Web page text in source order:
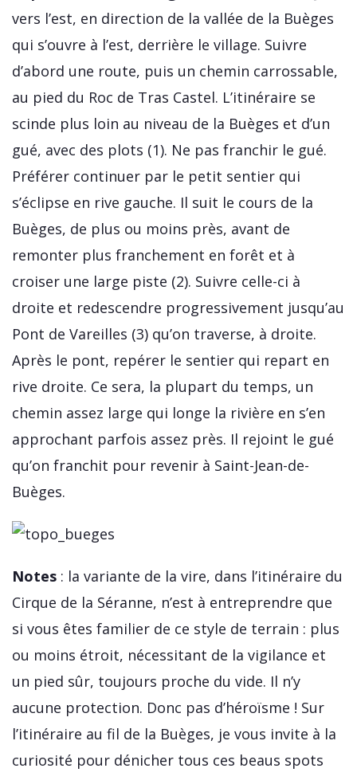
vers l’est, en direction de la vallée de la Buèges
qui s’ouvre à l’est, derrière le village. Suivre
d’abord une route, puis un chemin carrossable,
au pied du Roc de Tras Castel. L’itinéraire se
scinde plus loin au niveau de la Buèges et d’un
gué, avec des plots (1). Ne pas franchir le gué.
Préférer continuer par le petit sentier qui
s’éclipse en rive gauche. Il suit le cours de la
Buèges, de plus ou moins près, avant de
remonter plus franchement en forêt et à
croiser une large piste (2). Suivre celle-ci à
droite et redescendre progressivement jusqu’au
Pont de Vareilles (3) qu’on traverse, à droite.
Après le pont, repérer le sentier qui repart en
rive droite. Ce sera, la plupart du temps, un
chemin assez large qui longe la rivière en s’en
approchant parfois assez près. Il rejoint le gué
qu’on franchit pour revenir à Saint-Jean-de-
Buèges.
Notes : la variante de la vire, dans l’itinéraire du
Cirque de la Séranne, n’est à entreprendre que
si vous êtes familier de ce style de terrain : plus
ou moins étroit, nécessitant de la vigilance et
un pied sûr, toujours proche du vide. Il n’y
aucune protection. Donc pas d’héroïsme ! Sur
l’itinéraire au fil de la Buèges, je vous invite à la
curiosité pour dénicher tous ces beaus spots